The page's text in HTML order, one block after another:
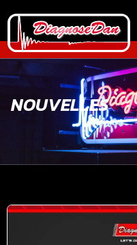
NOUVELLES